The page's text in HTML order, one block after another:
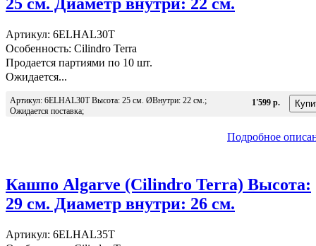
Артикул: 6ELHAL30T
Особенность: Cilindro Terra
Продается партиями по 10 шт.
Ожидается...
Артикул: 6ELHAL30T Высота: 25 см. ØВнутри: 22 см.;
Ожидается поставка;
1'599 р.
Подробное
Кашпо Algarve (Cilindro Terra) Высота:
29 см. Диаметр внутри: 26 см.
Артикул: 6ELHAL35T